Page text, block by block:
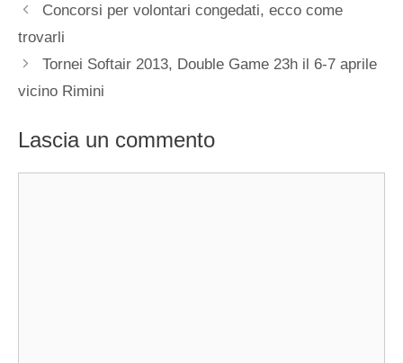
Concorsi per volontari congedati, ecco come
trovarli
Tornei Softair 2013, Double Game 23h il 6-7 aprile
vicino Rimini
Lascia un commento